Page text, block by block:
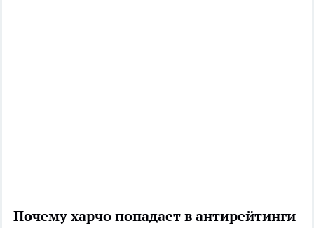
Почему харчо попадает в антирейтинги